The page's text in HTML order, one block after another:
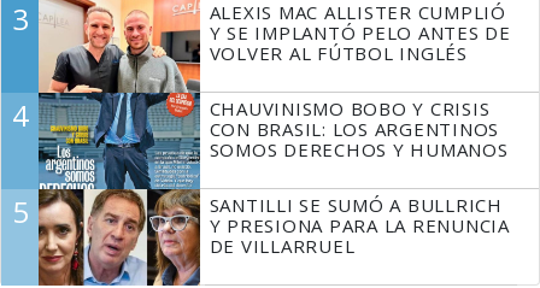
3
ALEXIS MAC ALLISTER CUMPLIÓ
Y SE IMPLANTÓ PELO ANTES DE
VOLVER AL FÚTBOL INGLÉS
4
CHAUVINISMO BOBO Y CRISIS
CON BRASIL: LOS ARGENTINOS
SOMOS DERECHOS Y HUMANOS
5
SANTILLI SE SUMÓ A BULLRICH
Y PRESIONA PARA LA RENUNCIA
DE VILLARRUEL